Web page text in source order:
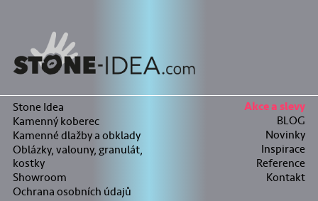
Stone Idea
Kamenný koberec
Kamenné dlažby a obklady
Oblázky, valouny, granulát,
kostky
Showroom
Ochrana osobních údajů
Akce a slevy
BLOG
Novinky
Inspirace
Reference
Kontakt